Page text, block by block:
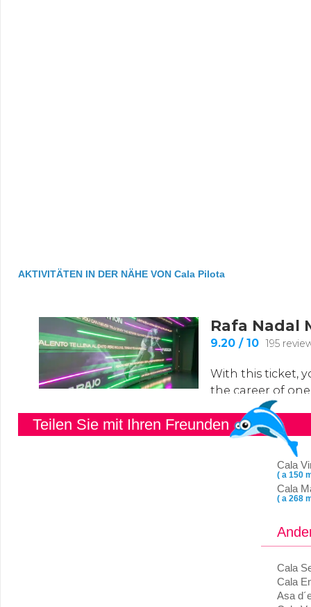
AKTIVITÄTEN IN DER NÄHE VON Cala Pilota
Teilen Sie mit Ihren Freunden
Cala
( a 150
Cala
( a 268
Cala
Cala
Asa